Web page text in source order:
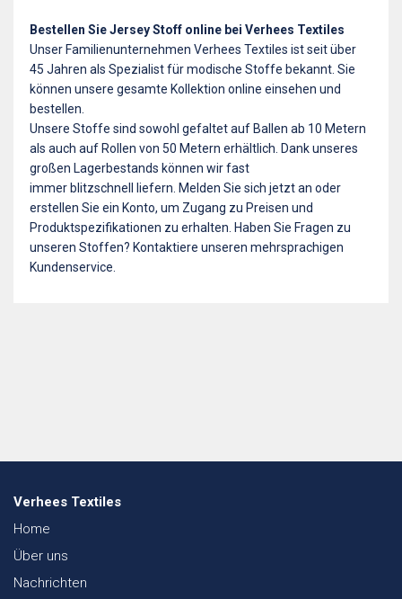
Bestellen Sie Jersey Stoff online bei Verhees Textiles
Unser Familienunternehmen Verhees Textiles ist seit über
45 Jahren als Spezialist für modische Stoffe bekannt. Sie
können unsere gesamte Kollektion online einsehen und
bestellen.
Unsere Stoffe sind sowohl gefaltet auf Ballen ab 10 Metern
als auch auf Rollen von 50 Metern erhältlich. Dank unseres
großen Lagerbestands können wir fast
immer blitzschnell liefern. Melden Sie sich jetzt an oder
erstellen Sie ein Konto, um Zugang zu Preisen und
Produktspezifikationen zu erhalten. Haben Sie Fragen zu
unseren Stoffen? Kontaktiere unseren mehrsprachigen
Kundenservice.
Verhees Textiles
Home
Über uns
Nachrichten